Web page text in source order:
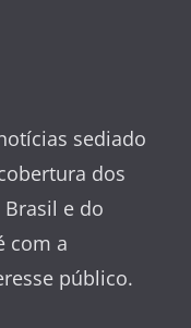
sediado
dos
e do
com a
público.